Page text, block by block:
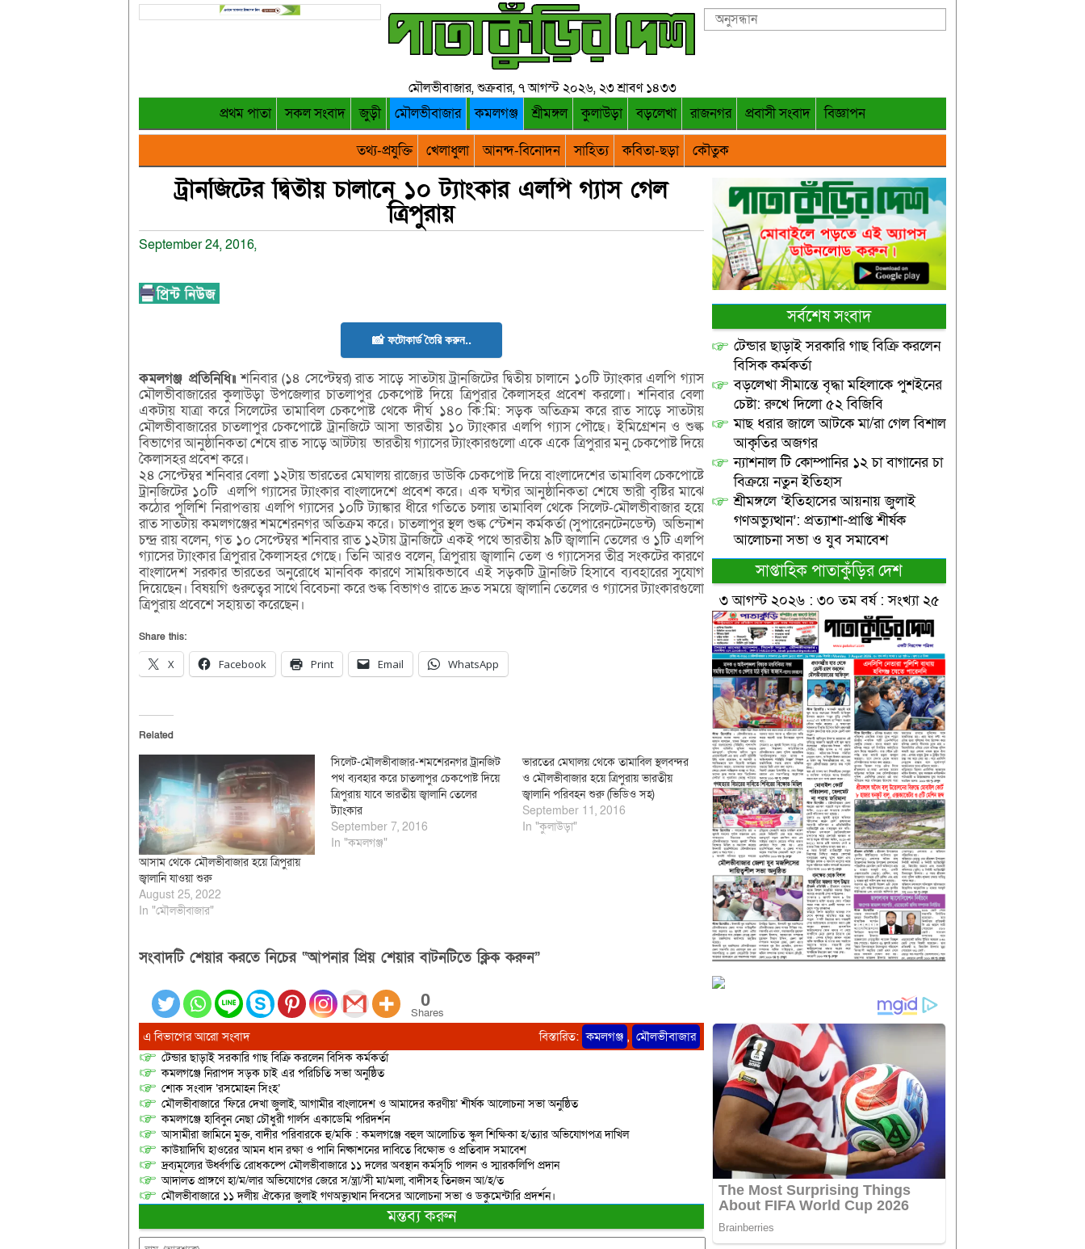
মৌলভীবাজার, শুক্রবার, ৭ আগস্ট ২০২৬, ২৩ শ্রাবণ ১৪৩৩
প্রথম পাতা সকল সংবাদ জুড়ী মৌলভীবাজার কমলগঞ্জ শ্রীমঙ্গল কুলাউড়া বড়লেখা রাজনগর প্রবাসী সংবাদ
বিজ্ঞাপন
তথ্য-প্রযুক্তি
খেলাধুলা আনন্দ-বিনোদন সাহিত্য কবিতা-ছড়া কৌতুক
ট্রানজিটের দ্বিতীয় চালানে ১০ ট্যাংকার এলপি গ্যাস গেল
ত্রিপুরায়
September 24, 2016,
📸 ফটোকার্ড তৈরি করুন..
কমলগঞ্জ প্রতিনিধি॥শনিবার (১৪ সেপ্টেম্বর) রাত সাড়ে সাতটায় ট্রানজিটের দ্বিতীয় চালানে ১০টি ট্যাংকার এলপি গ্যাস
মৌলভীবাজারের কুলাউড়া উপজেলার চাতলাপুর চেকপোষ্ট দিয়ে ত্রিপুরার কৈলাসহর প্রবেশ করলো। শনিবার বেলা
একটায় যাত্রা করে সিলেটের তামাবিল চেকপোষ্ট থেকে দীর্ঘ ১৪০ কি:মি: সড়ক অতিক্রম করে রাত সাড়ে সাতটায়
মৌলভীবাজারের চাতলাপুর চেকপোষ্টে ট্রানজিটে আসা ভারতীয় ১০ ট্যাংকার এলপি গ্যাস পৌছে। ইমিগ্রেশন ও শুল্ক
বিভাগের আনুষ্ঠানিকতা শেষে রাত সাড়ে আটটায় ভারতীয় গ্যাসের ট্যাংকারগুলো একে একে ত্রিপুরার মনু চেকপোষ্ট দিয়ে
কৈলাসহর প্রবেশ করে।
২৪ সেপ্টেম্বর শনিবার বেলা ১২টায় ভারতের মেঘালয় রাজ্যের ডাউকি চেকপোষ্ট দিয়ে বাংলাদেশের তামাবিল চেকপোষ্টে
ট্রানজিটের ১০টি এলপি গ্যাসের ট্যাংকার বাংলাদেশে প্রবেশ করে। এক ঘন্টার আনুষ্ঠানিকতা শেষে ভারী বৃষ্টির মাঝে
কঠোর পুলিশি নিরাপত্তায় এলপি গ্যাসের ১০টি ট্যাঙ্কার ধীরে গতিতে চলায় তামাবিল থেকে সিলেট-মৌলভীবাজার হয়ে
রাত সাতটায় কমলগঞ্জের শমশেরনগর অতিক্রম করে। চাতলাপুর স্থল শুল্ক স্টেশন কর্মকর্তা (সুপারেনটেনডেন্ট) অভিনাশ
চন্দ্র রায় বলেন, গত ১০ সেপ্টেম্বর শনিবার রাত ১২টায় ট্রানজিটে একই পথে ভারতীয় ৯টি জ্বালানি তেলের ও ১টি এলপি
গ্যাসের ট্যাংকার ত্রিপুরার কৈলাসহর গেছে। তিনি আরও বলেন, ত্রিপুরায় জ্বালানি তেল ও গ্যাসেসর তীব্র সংকটের কারণে
বাংলাদেশ সরকার ভারতের অনুরোধে মানবিক কারণে সাময়িকভাবে এই সড়কটি ট্রানজিট হিসাবে ব্যবহারের সুযোগ
দিয়েছেন। বিষয়গি গুরুত্বের সাথে বিবেচনা করে শুল্ক বিভাগও রাতে দ্রুত সময়ে জ্বালানি তেলের ও গ্যাসের ট্যাংকারগুলো
ত্রিপুরায় প্রবেশে সহায়তা করেছেন।
Share this:
X Facebook Print Email WhatsApp
Related
আসাম থেকে মৌলভীবাজার হয়ে ত্রিপুরায়
জ্বালানি যাওয়া শুরু
August 25, 2022
In "মৌলভীবাজার"
সিলেট-মৌলভীবাজার-শমশেরনগর ট্রানজিট
পথ ব্যবহার করে চাতলাপুর চেকপোষ্ট দিয়ে
ত্রিপুরায় যাবে ভারতীয় জ্বালানি তেলের
ট্যাংকার
September 7, 2016
In "কমলগঞ্জ"
ভারতের মেঘালয় থেকে তামাবিল স্থলবন্দর
ও মৌলভীবাজার হয়ে ত্রিপুরায় ভারতীয়
জ্বালানি পরিবহন শুরু (ভিডিও সহ)
September 11, 2016
In "কুলাউড়া"
সংবাদটি শেয়ার করতে নিচের “আপনার প্রিয় শেয়ার বাটনটিতে ক্লিক করুন”
0
Shares
এ বিভাগের আরো সংবাদ বিস্তারিত: কমলগঞ্জ , মৌলভীবাজার
টেন্ডার ছাড়াই সরকারি গাছ বিক্রি করলেন বিসিক কর্মকর্তা
কমলগঞ্জে নিরাপদ সড়ক চাই এর পরিচিতি সভা অনুষ্ঠিত
শোক সংবাদ ‘রসমোহন সিংহ’
মৌলভীবাজারে ‘ফিরে দেখা জুলাই, আগামীর বাংলাদেশ ও আমাদের করণীয়’ শীর্ষক আলোচনা সভা অনুষ্ঠিত
কমলগঞ্জে হাবিবুন নেছা চৌধুরী গার্লস একাডেমি পরিদর্শন
আসামীরা জামিনে মুক্ত, বাদীর পরিবারকে হু/মকি : কমলগঞ্জে বহুল আলোচিত স্কুল শিক্ষিকা হ/ত্যার অভিযোগপত্র দাখিল
কাউয়াদিঘি হাওরের আমন ধান রক্ষা ও পানি নিষ্কাশনের দাবিতে বিক্ষোভ ও প্রতিবাদ সমাবেশ
দ্রব্যমূল্যের ঊর্ধ্বগতি রোধকল্পে মৌলভীবাজারে ১১ দলের অবস্থান কর্মসূচি পালন ও স্মারকলিপি প্রদান
আদালত প্রাঙ্গণে হা/ম/লার অভিযোগের জেরে স/ন্ত্রা/সী মা/মলা, বাদীসহ তিনজন আ/হ/ত
মৌলভীবাজারে ১১ দলীয় ঐক্যের জুলাই গণঅভ্যুত্থান দিবসের আলোচনা সভা ও ডকুমেন্টারি প্রদর্শন।
মন্তব্য করুন
সর্বশেষ সংবাদ
টেন্ডার ছাড়াই সরকারি গাছ বিক্রি করলেন
বিসিক কর্মকর্তা
বড়লেখা সীমান্তে বৃদ্ধা মহিলাকে পুশইনের
চেষ্টা: রুখে দিলো ৫২ বিজিবি
মাছ ধরার জালে আটকে মা/রা গেল বিশাল
আকৃতির অজগর
ন্যাশনাল টি কোম্পানির ১২ চা বাগানের চা
বিক্রয়ে নতুন ইতিহাস
শ্রীমঙ্গলে ‘ইতিহাসের আয়নায় জুলাই
গণঅভ্যুত্থান’: প্রত্যাশা-প্রাপ্তি শীর্ষক
আলোচনা সভা ও যুব সমাবেশ
সাপ্তাহিক পাতাকুঁড়ির দেশ
৩ আগস্ট ২০২৬ : ৩০ তম বর্ষ : সংখ্যা ২৫